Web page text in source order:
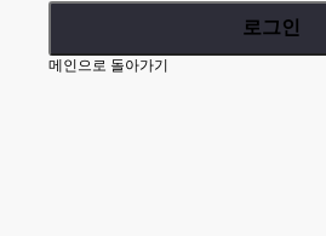
로그인
메인으로 돌아가기